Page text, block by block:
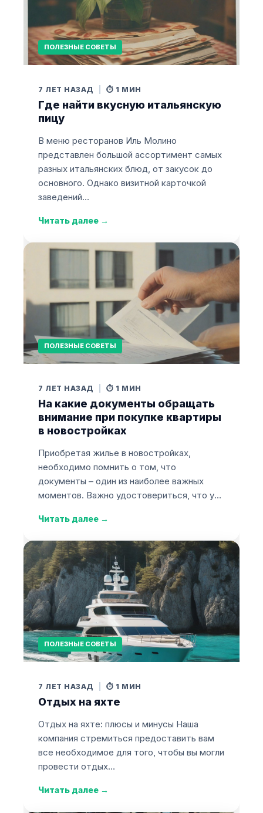
ПОЛЕЗНЫЕ СОВЕТЫ
7 ЛЕТ НАЗАД ⏱️ 1 МИН
Где найти вкусную итальянскую
пицу
В меню ресторанов Иль Молино
представлен большой ассортимент самых
разных итальянских блюд, от закусок до
основного. Однако визитной карточкой
заведений…
Читать далее →
ПОЛЕЗНЫЕ СОВЕТЫ
7 ЛЕТ НАЗАД ⏱️ 1 МИН
На какие документы обращать
внимание при покупке квартиры
в новостройках
Приобретая жилье в новостройках,
необходимо помнить о том, что
документы – один из наиболее важных
моментов. Важно удостовериться, что у…
Читать далее →
ПОЛЕЗНЫЕ СОВЕТЫ
7 ЛЕТ НАЗАД ⏱️ 1 МИН
Отдых на яхте
Отдых на яхте: плюсы и минусы Наша
компания стремиться предоставить вам
все необходимое для того, чтобы вы могли
провести отдых…
Читать далее →